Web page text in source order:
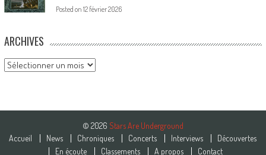
Posted on 12 février 2026
ARCHIVES
Archives
© 2026 Stars Are Underground
Accueil
News Chroniques Concerts Interviews
Découvertes
En écoute
Classements A propos Contact